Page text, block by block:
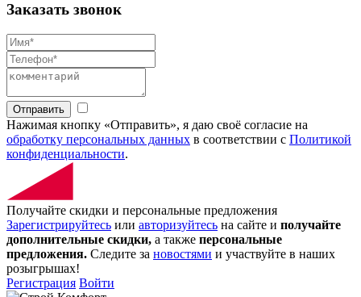
Заказать звонок
Отправить
Нажимая кнопку «Отправить», я даю своё согласие на
обработку персональных данных в соответствии с Политикой
конфиденциальности.
Получайте скидки и персональные предложения
Зарегистрируйтесь или авторизуйтесь на сайте и получайте
дополнительные скидки, а также персональные
предложения. Следите за новостями и участвуйте в наших
розыгрышах!
Регистрация Войти